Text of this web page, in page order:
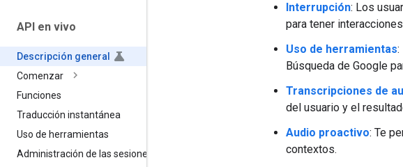
API en vivo
Descripción general
Comenzar
Funciones
Traducción instantánea
Uso de herramientas
Administración de las sesiones
Interrupción: Los
para tener
Uso de herramientas:
Búsqueda de Google
Transcripciones de
del usuario y el
Audio proactivo: Te
contextos.